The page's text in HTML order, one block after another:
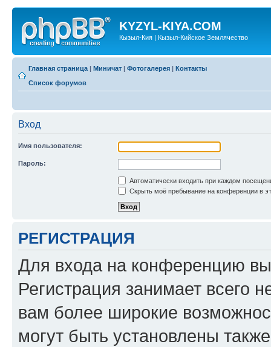
KYZYL-KIYA.COM
Кызыл-Кия | Кызыл-Кийское Землячество
Главная страница | Миничат | Фотогалерея | Контакты
Список форумов
Вход
Имя пользователя:
Пароль:
Автоматически входить при каждом
Скрыть моё пребывание на конференции в
РЕГИСТРАЦИЯ
Для входа на конференцию
Регистрация занимает всего
вам более широкие
могут быть установлены